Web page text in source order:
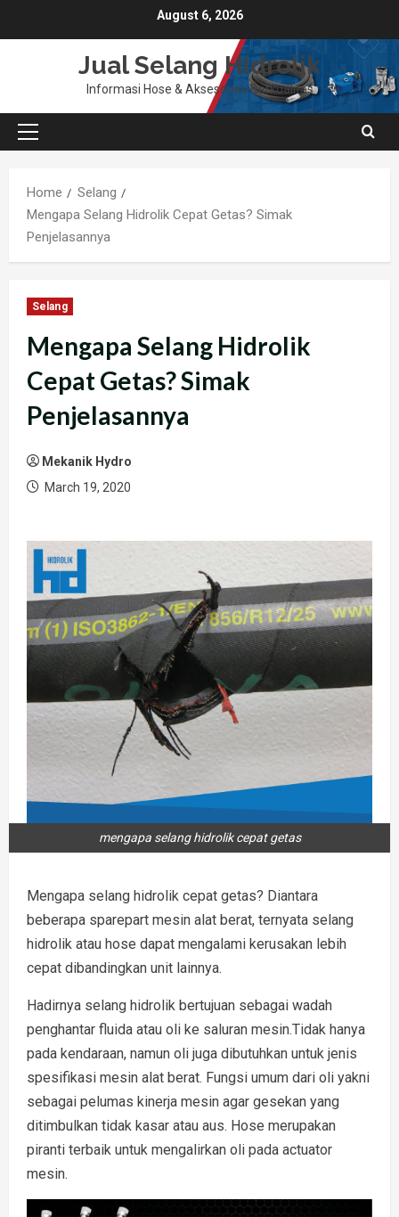
to
August 6, 2026
Jual Selang Hidrolik
Informasi Hose & Aksesories Berkualitas
Primary
Home
Selang
Mengapa Selang Hidrolik Cepat Getas? Simak
Penjelasannya
Selang
Mengapa Selang Hidrolik
Cepat Getas? Simak
Penjelasannya
Mekanik Hydro
March 19, 2020
mengapa selang hidrolik cepat getas
Mengapa selang hidrolik cepat getas? Diantara
beberapa sparepart mesin alat berat, ternyata selang
hidrolik atau hose dapat mengalami kerusakan lebih
cepat dibandingkan unit lainnya.
Hadirnya selang hidrolik bertujuan sebagai wadah
penghantar fluida atau oli ke saluran mesin.Tidak hanya
pada kendaraan, namun oli juga dibutuhkan untuk jenis
spesifikasi mesin alat berat. Fungsi umum dari oli yakni
sebagai pelumas kinerja mesin agar gesekan yang
ditimbulkan tidak kasar atau aus. Hose merupakan
piranti terbaik untuk mengalirkan oli pada actuator
mesin.